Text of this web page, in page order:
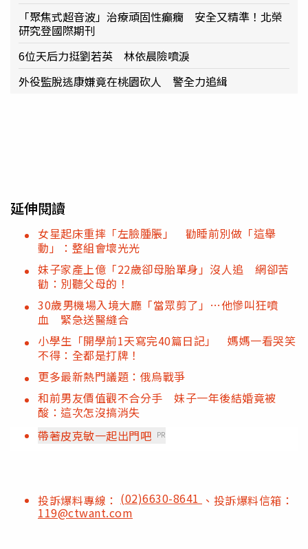
「聚焦式超音波」治療頑固性癲癇 安全又精準！北榮
研究登國際期刊
6位天后力挺劉若英 林依晨險噴淚
外役監脫逃康嫌竟在桃園砍人 警全力追緝
延伸閱讀
女星起床重摔「左臉腫脹」 勸睡前別做「這舉
動」：整組會壞光光
妹子家產上億「22歲卻母胎單身」沒人追 網卻苦
勸：別聽父母的！
30歲男機場入境大廳「當眾剪了」…他慘叫狂噴
血 緊急送醫縫合
小學生「開學前1天寫完40篇日記」 媽媽一看哭笑
不得：全都是打牌！
更多最新熱門議題：俄烏戰爭
和前男友價值觀不合分手 妹子一年後結婚竟被
酸：這次怎沒搞消失
帶著皮克敏一起出門吧 PR
投訴爆料專線： (02)6630-8641 、投訴爆料信箱：
119@ctwant.com